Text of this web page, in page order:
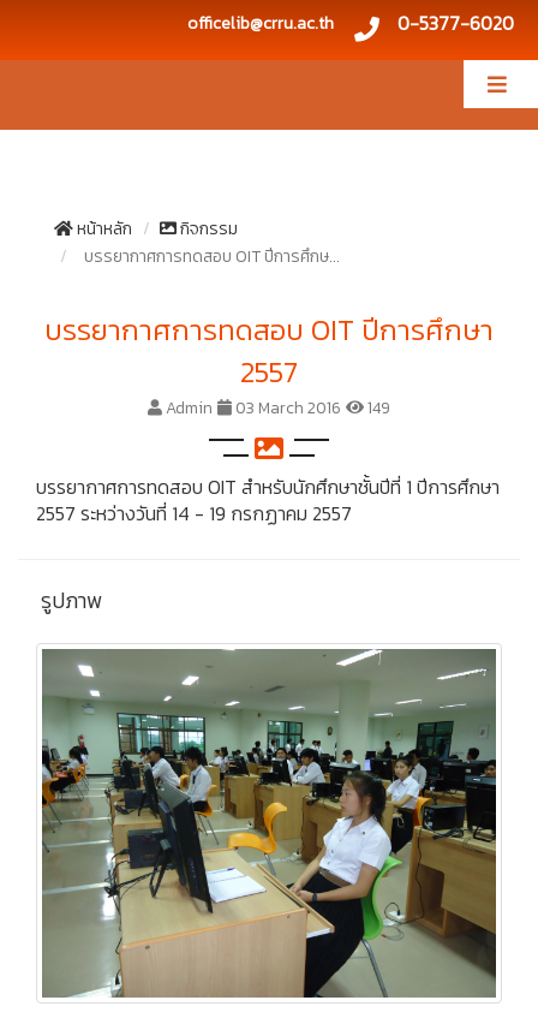
officelib@crru.ac.th 0-5377-6020
หน้าหลัก
กิจกรรม
บรรยากาศการทดสอบ OIT ปีการศึกษ...
บรรยากาศการทดสอบ OIT ปีการศึกษา
2557
Admin 03 March 2016 149
บรรยากาศการทดสอบ OIT สำหรับนักศึกษาชั้นปีที่ 1 ปีการศึกษา
2557 ระหว่างวันที่ 14 - 19 กรกฏาคม 2557
รูปภาพ